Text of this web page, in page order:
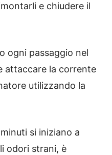
e chiudere il
ogni passaggio nel
attaccare la corrente
utilizzando la
si iniziano a
odori strani, è